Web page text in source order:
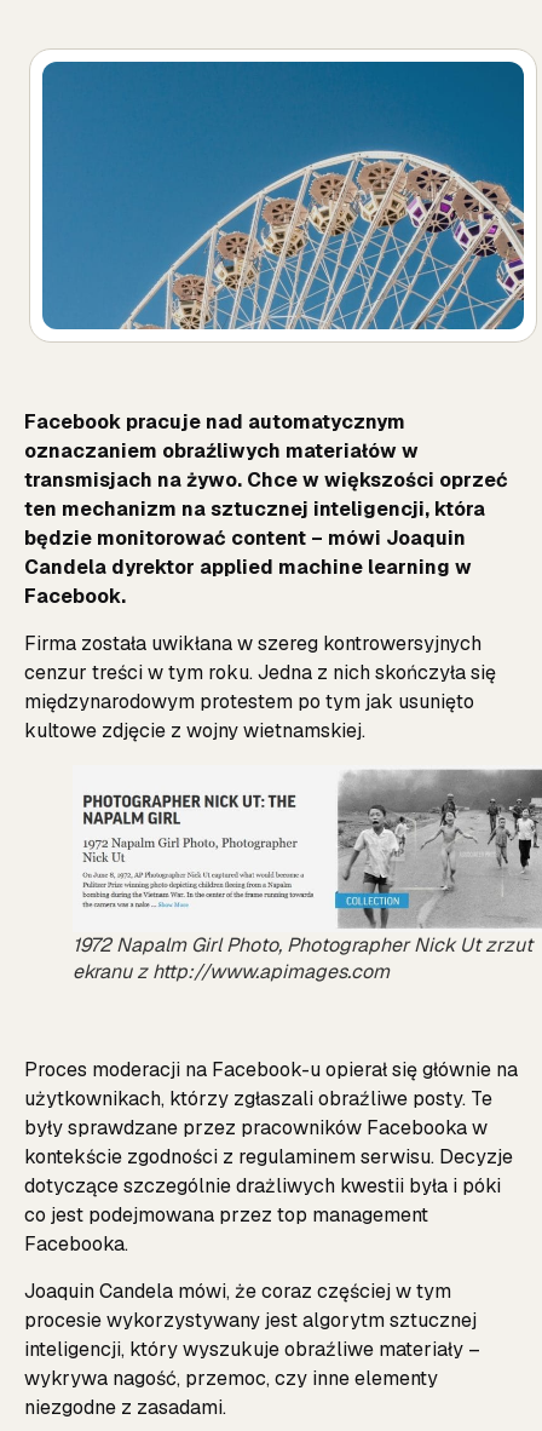
Facebook pracuje nad automatycznym
oznaczaniem obraźliwych materiałów w
transmisjach na żywo. Chce w większości oprzeć
ten mechanizm na sztucznej inteligencji, która
będzie monitorować content – mówi Joaquin
Candela dyrektor applied machine learning w
Facebook.
Firma została uwikłana w szereg kontrowersyjnych
cenzur treści w tym roku. Jedna z nich skończyła się
międzynarodowym protestem po tym jak usunięto
kultowe zdjęcie z wojny wietnamskiej.
1972 Napalm Girl Photo, Photographer Nick Ut zrzut
ekranu z http://www.apimages.com
Proces moderacji na Facebook-u opierał się głównie na
użytkownikach, którzy zgłaszali obraźliwe posty. Te
były sprawdzane przez pracowników Facebooka w
kontekście zgodności z regulaminem serwisu. Decyzje
dotyczące szczególnie drażliwych kwestii była i póki
co jest podejmowana przez top management
Facebooka.
Joaquin Candela mówi, że coraz częściej w tym
procesie wykorzystywany jest algorytm sztucznej
inteligencji, który wyszukuje obraźliwe materiały –
wykrywa nagość, przemoc, czy inne elementy
niezgodne z zasadami.